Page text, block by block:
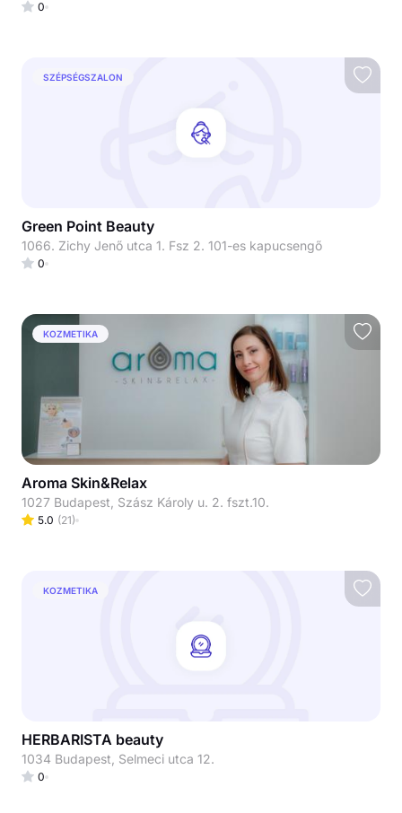
0
SZÉPSÉGSZALON
Green Point Beauty
1066. Zichy Jenő utca 1. Fsz 2. 101-es kapucsengő
0
KOZMETIKA
Aroma Skin&Relax
1027 Budapest, Szász Károly u. 2. fszt.10.
5.0 (21)
KOZMETIKA
HERBARISTA beauty
1034 Budapest, Selmeci utca 12.
0